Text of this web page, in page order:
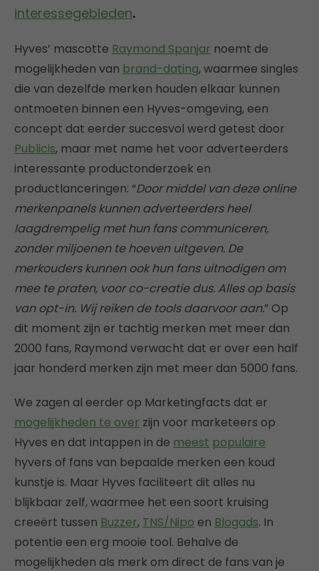
interessegebieden.
Hyves’ mascotte Raymond Spanjar noemt de
mogelijkheden van brand-dating, waarmee singles
die van dezelfde merken houden elkaar kunnen
ontmoeten binnen een Hyves-omgeving, een
concept dat eerder succesvol werd getest door
Publicis, maar met name het voor adverteerders
interessante productonderzoek en
productlanceringen: “Door middel van deze online
merkenpanels kunnen adverteerders heel
laagdrempelig met hun fans communiceren,
zonder miljoenen te hoeven uitgeven. De
merkouders kunnen ook hun fans uitnodigen om
mee te praten, voor co-creatie dus. Alles op basis
van opt-in. Wij reiken de tools daarvoor aan.” Op
dit moment zijn er tachtig merken met meer dan
2000 fans, Raymond verwacht dat er over een half
jaar honderd merken zijn met meer dan 5000 fans.
We zagen al eerder op Marketingfacts dat er
mogelijkheden te over zijn voor marketeers op
Hyves en dat intappen in de meest populaire
hyvers of fans van bepaalde merken een koud
kunstje is. Maar Hyves faciliteert dit alles nu
blijkbaar zelf, waarmee het een soort kruising
creeërt tussen Buzzer, TNS/Nipo en Blogads. In
potentie een erg mooie tool. Behalve de
mogelijkheden als merk om direct de fans van je